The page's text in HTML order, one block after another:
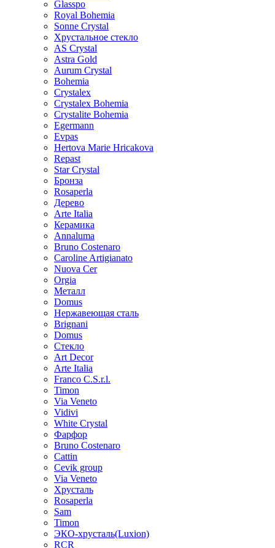
Glasspo
Royal Bohemia
Sonne Crystal
Хрустальное стекло
AS Crystal
Astra Gold
Aurum Crystal
Bohemia
Crystalex
Crystalex Bohemia
Crystalite Bohemia
Egermann
Evpas
Hertova Marie Hricakova
Repast
Star Crystal
Бронза
Rosaperla
Дерево
Arte Italia
Керамика
Annaluma
Bruno Costenaro
Caroline Artigianato
Nuova Cer
Orgia
Металл
Domus
Нержавеющая сталь
Brignani
Domus
Стекло
Art Decor
Arte Italia
Franco C.S.r.l.
Timon
Via Veneto
Vidivi
White Crystal
Фарфор
Bruno Costenaro
Cattin
Cevik group
Via Veneto
Хрусталь
Rosaperla
Sam
Timon
ЭКО-хрусталь(Luxion)
RCR